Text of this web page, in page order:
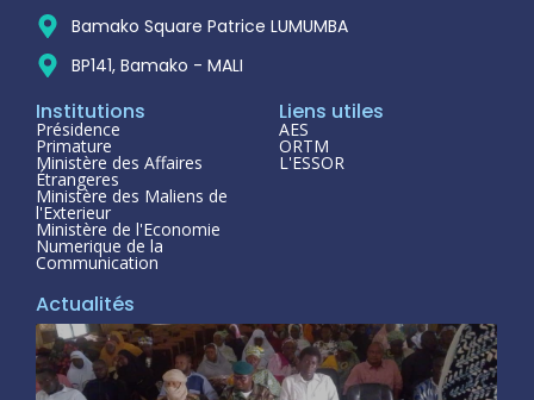
Bamako Square Patrice LUMUMBA
BP141, Bamako - MALI
Institutions
Présidence
Primature
Ministère des Affaires
Étrangeres
Ministère des Maliens de
l'Exterieur
Ministère de l'Economie
Numerique de la
Communication
Liens utiles
AES
ORTM
L'ESSOR
Actualités